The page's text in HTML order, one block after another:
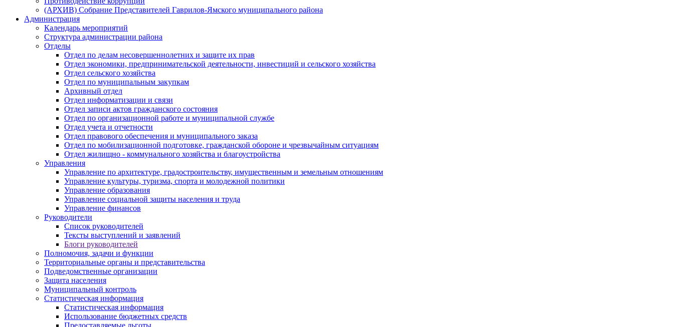
(АРХИВ) Собрание Представителей Гаврилов-Ямского муниципального района
Администрация
Календарь мероприятий
Структура администрации района
Отделы
Отдел по делам несовершеннолетних и защите их прав
Отдел экономики, предпринимательской деятельности, инвестиций и сельского хозяйства
Отдел сельского хозяйства
Отдел по муниципальным закупкам
Архивный отдел
Отдел информатизации и связи
Отдел записи актов гражданского состояния
Отдел по организационной работе и муниципальной службе
Отдел учета и отчетности
Отдел правового обеспечения и муниципального заказа
Отдел по мобилизационной подготовке, гражданской обороне и чрезвычайным ситуациям
Отдел жилищно - коммунального хозяйства и благоустройства
Управления
Управление по архитектуре, градостроительству, имущественным и земельным отношениям
Управление культуры, туризма, спорта и молодежной политики
Управление образования
Управление социальной защиты населения и труда
Управление финансов
Руководители
Список руководителей
Тексты выступлений и заявлений
Блоги руководителей
Полномочия, задачи и функции
Территориальные органы и представительства
Подведомственные организации
Защита населения
Муниципальный контроль
Статистическая информация
Статистическая информация
Использование бюджетных средств
Предоставляемые льготы